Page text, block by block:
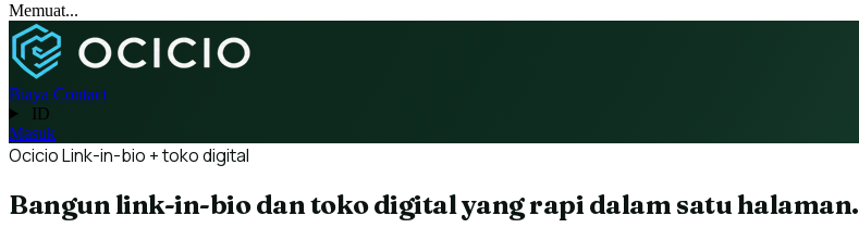
Memuat...
Biaya Contact
ID
Masuk
OcicioLink-in-bio + toko digital
Bangun link-in-bio dan toko digital yang rapi dalam satu halaman.